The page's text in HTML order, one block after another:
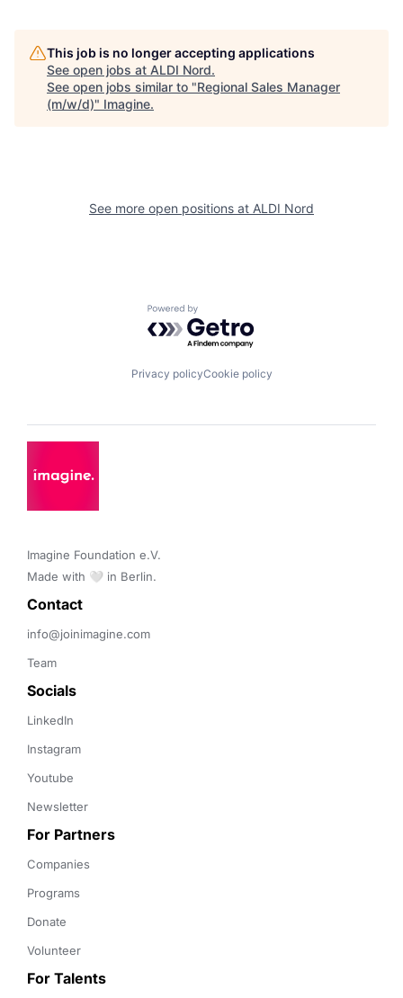
This job is no longer accepting applications
See open jobs at ALDI Nord.
See open jobs similar to "Regional Sales Manager
(m/w/d)" Imagine.
See more open positions at ALDI Nord
Powered by Getro.com
Privacy policyCookie policy
Imagine Foundation e.V.
Made with 🤍 in Berlin.
Contact
info@joinimagine.com
Team
Socials
LinkedIn
Instagram
Youtube
Newsletter
For Partners
Companies
Programs
Donate
Volunteer
For Talents